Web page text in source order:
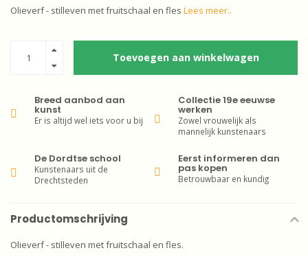
Olieverf - stilleven met fruitschaal en fles Lees meer..
Toevoegen aan winkelwagen
Breed aanbod aan
kunst
Er is altijd wel iets voor u bij
Collectie 19e eeuwse
werken
Zowel vrouwelijk als
mannelijk kunstenaars
De Dordtse school
Kunstenaars uit de
Drechtsteden
Eerst informeren dan
pas kopen
Betrouwbaar en kundig
Productomschrijving
Olieverf - stilleven met fruitschaal en fles.